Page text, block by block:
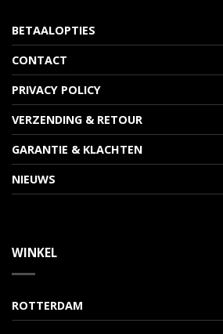
BETAALOPTIES
CONTACT
PRIVACY POLICY
VERZENDING & RETOUR
GARANTIE & KLACHTEN
NIEUWS
WINKEL
ROTTERDAM